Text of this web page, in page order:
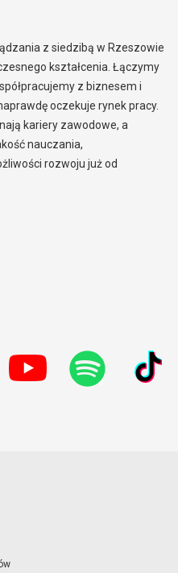
z siedzibą w Rzeszowie
kształcenia. Łączymy
z biznesem i
oczekuje rynek pracy.
kariery zawodowe, a
nauczania,
rozwoju już od